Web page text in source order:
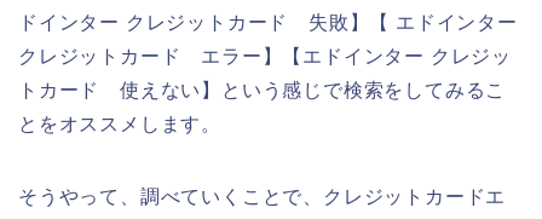
ドインター クレジットカード 失敗】【 エドインター
クレジットカード エラー】【エドインター クレジッ
トカード 使えない】という感じで検索をしてみるこ
とをオススメします。
そうやって、調べていくことで、クレジットカードエ